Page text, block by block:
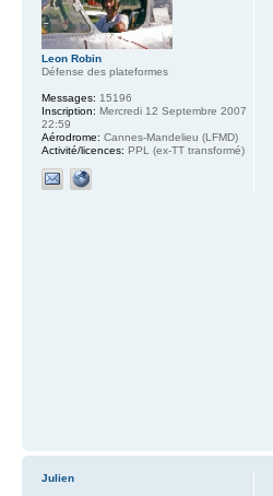
Leon Robin
Défense des plateformes
Messages: 15196
Inscription: Mercredi 12 Septembre 2007
22:59
Aérodrome: Cannes-Mandelieu (LFMD)
Activité/licences: PPL (ex-TT transformé)
Julien